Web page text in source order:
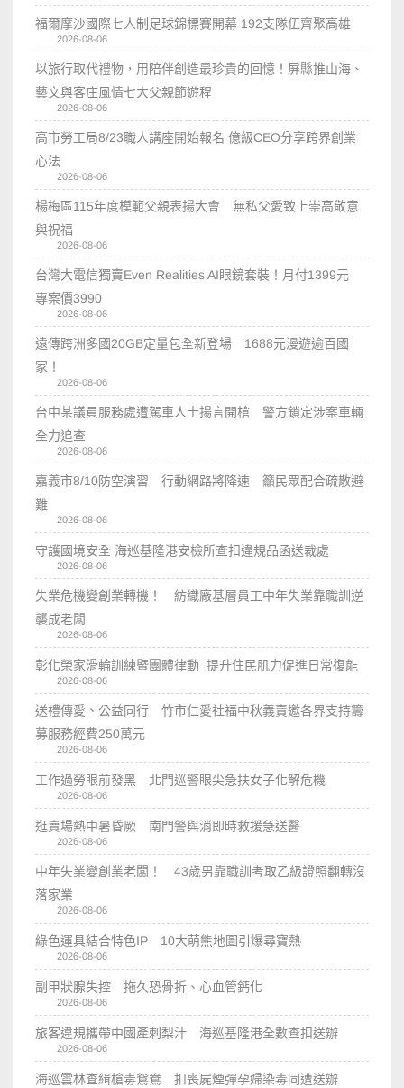
福爾摩沙國際七人制足球錦標賽開幕 192支隊伍齊聚高雄
2026-08-06
以旅行取代禮物，用陪伴創造最珍貴的回憶！屏縣推山海、
藝文與客庄風情七大父親節遊程
2026-08-06
高市勞工局8/23職人講座開始報名 億級CEO分享跨界創業
心法
2026-08-06
楊梅區115年度模範父親表揚大會 無私父愛致上崇高敬意
與祝福
2026-08-06
台灣大電信獨賣Even Realities AI眼鏡套裝！月付1399元
專案價3990
2026-08-06
遠傳跨洲多國20GB定量包全新登場 1688元漫遊逾百國
家！
2026-08-06
台中某議員服務處遭駕車人士揚言開槍 警方鎖定涉案車輛
全力追查
2026-08-06
嘉義市8/10防空演習 行動網路將降速 籲民眾配合疏散避
難
2026-08-06
守護國境安全 海巡基隆港安檢所查扣違規品函送裁處
2026-08-06
失業危機變創業轉機！ 紡織廠基層員工中年失業靠職訓逆
襲成老闆
2026-08-06
彰化榮家滑輪訓練暨團體律動 提升住民肌力促進日常復能
2026-08-06
送禮傳愛、公益同行 竹市仁愛社福中秋義賣邀各界支持籌
募服務經費250萬元
2026-08-06
工作過勞眼前發黑 北門巡警眼尖急扶女子化解危機
2026-08-06
逛賣場熱中暑昏厥 南門警與消即時救援急送醫
2026-08-06
中年失業變創業老闆！ 43歲男靠職訓考取乙級證照翻轉沒
落家業
2026-08-06
綠色運具結合特色IP 10大萌熊地圖引爆尋寶熱
2026-08-06
副甲狀腺失控 拖久恐骨折、心血管鈣化
2026-08-06
旅客違規攜帶中國產刺梨汁 海巡基隆港全數查扣送辦
2026-08-06
海巡雲林查緝槍毒鴛鴦 扣喪屍煙彈孕婦染毒同遭送辦